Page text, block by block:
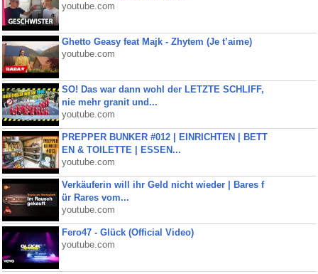
youtube.com
Ghetto Geasy feat Majk - Zhytem (Je t’aime)
youtube.com
SO! Das war dann wohl der LETZTE SCHLIFF,
nie mehr granit und...
youtube.com
PREPPER BUNKER #012 | EINRICHTEN | BETT
EN & TOILETTE | ESSEN...
youtube.com
Verkäuferin will ihr Geld nicht wieder | Bares f
ür Rares vom...
youtube.com
Fero47 - Glück (Official Video)
youtube.com